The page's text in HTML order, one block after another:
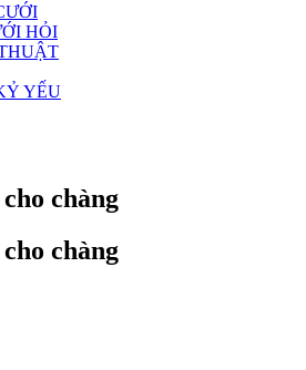
HỎI
YẾU
chàng
chàng